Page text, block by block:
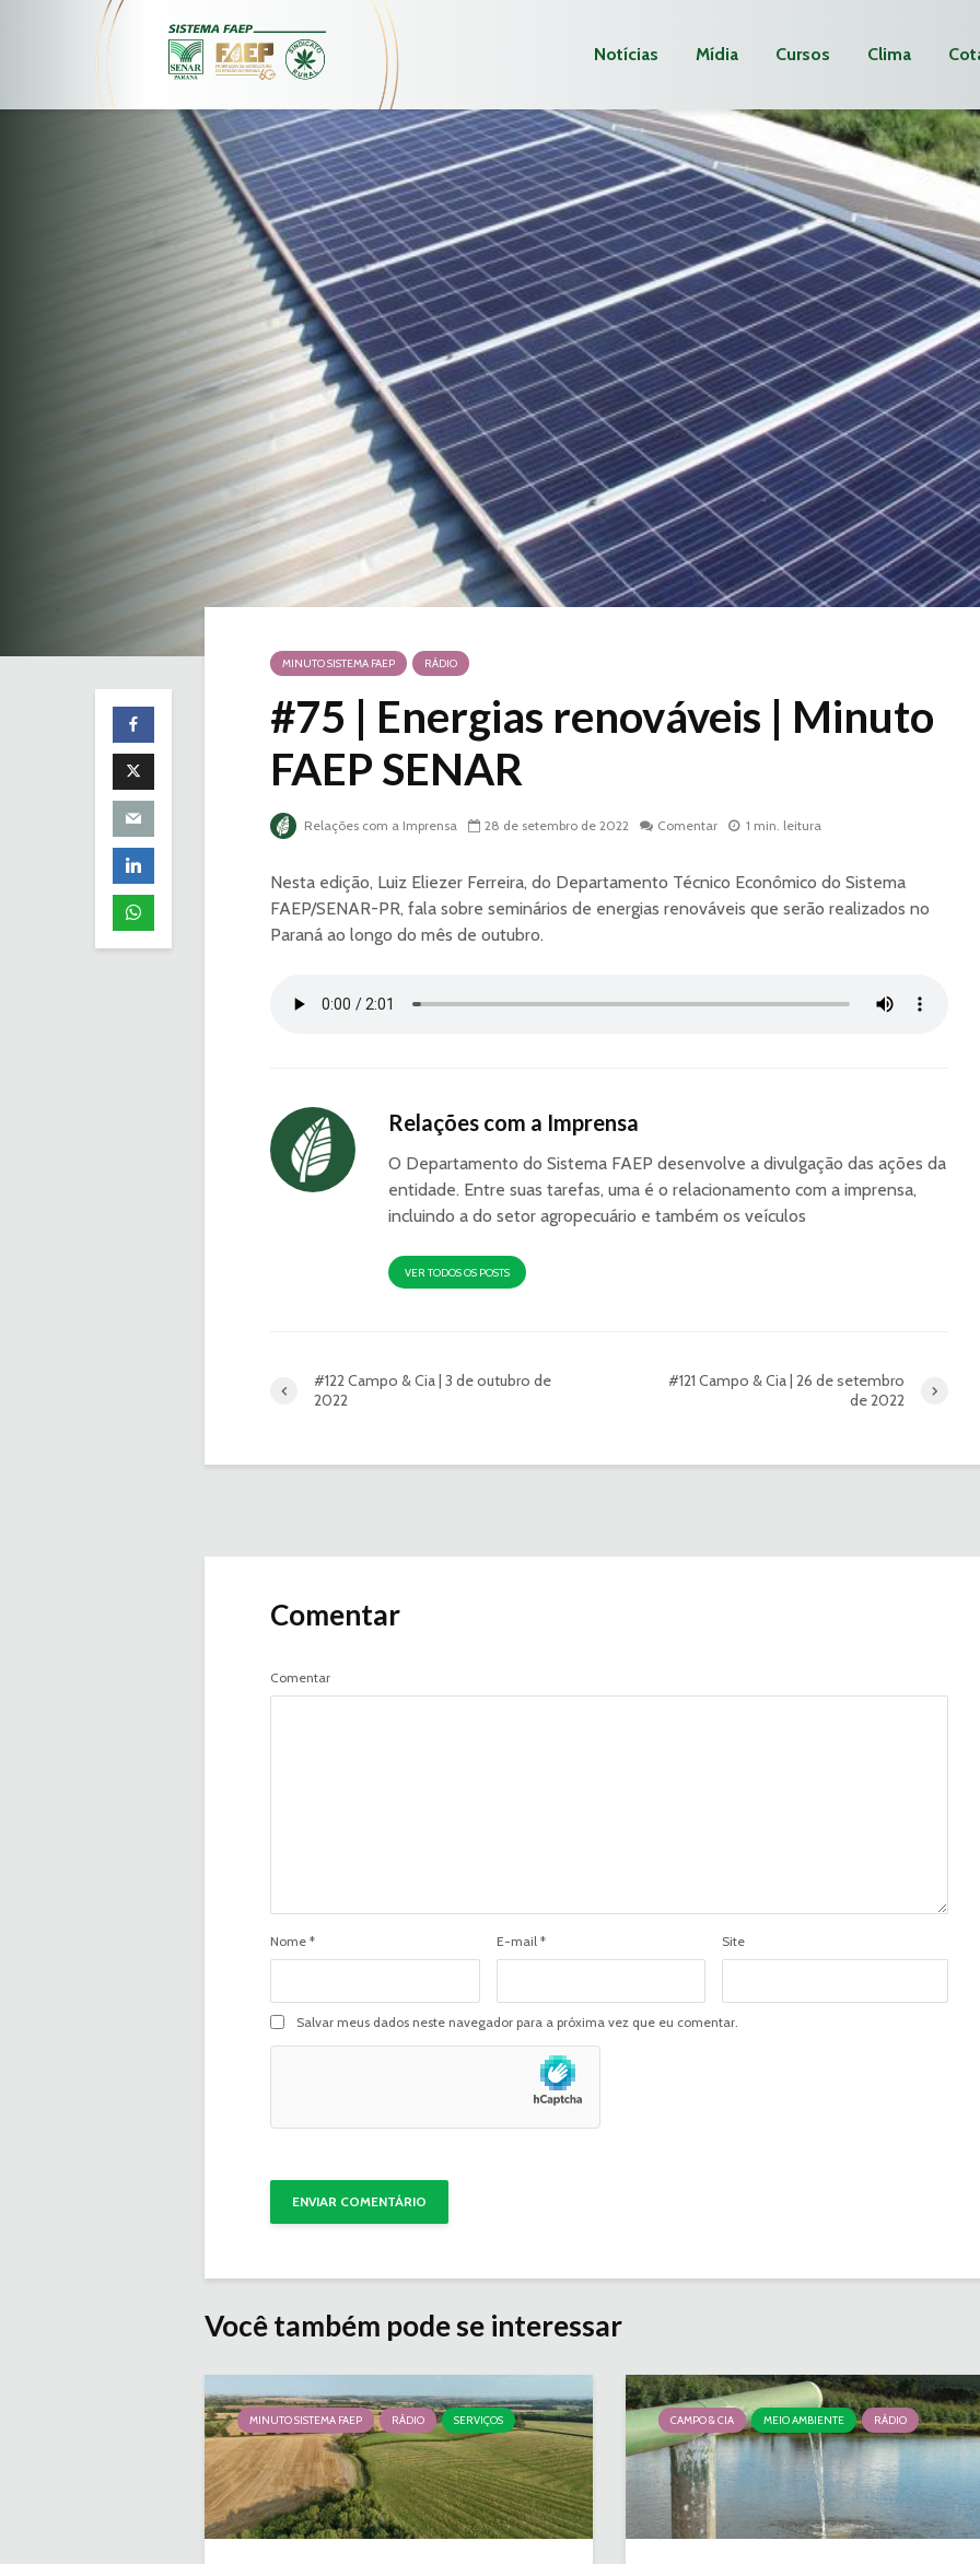
Notícias Mídia Cursos Clima
MINUTO SISTEMA FAEP RÁDIO
#75 | Energias renováveis | Minuto
FAEP SENAR
Relações com a Imprensa 28 de setembro de 2022 Comentar 1 min. leitura
Nesta edição, Luiz Eliezer Ferreira, do Departamento Técnico Econômico do Sistema
FAEP/SENAR-PR, fala sobre seminários de energias renováveis que serão realizados no
Paraná ao longo do mês de outubro.
Relações com a Imprensa
O Departamento do Sistema FAEP desenvolve a divulgação das ações da
entidade. Entre suas tarefas, uma é o relacionamento com a imprensa,
incluindo a do setor agropecuário e também os veículos
VER TODOS OS POSTS
#122 Campo & Cia | 3 de outubro de
2022
#121 Campo & Cia | 26 de setembro
de 2022
Comentar
Comentar
Nome * E-mail * Site
Salvar meus dados neste navegador para a próxima vez que eu comentar.
Você também pode se interessar
MINUTO SISTEMA FAEP RÁDIO SERVIÇOS CAMPO & CIA MEIO AMBIENTE RÁDIO